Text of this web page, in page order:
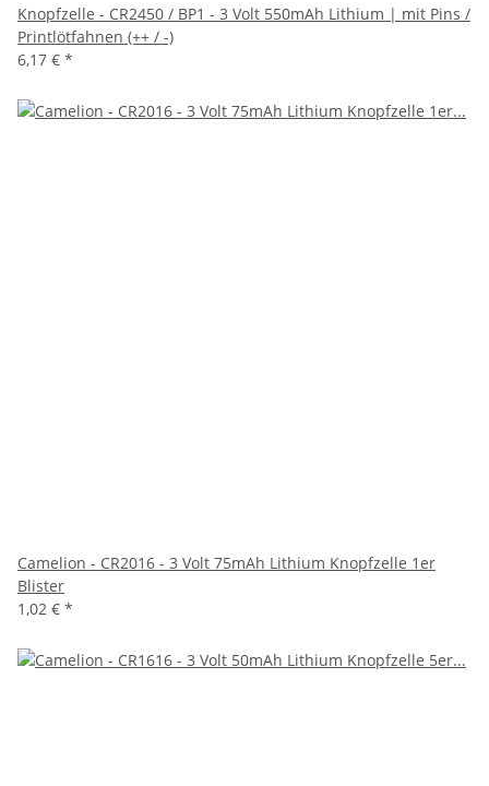
Knopfzelle - CR2450 / BP1 - 3 Volt 550mAh Lithium | mit Pins /
Printlötfahnen (++ / -)
6,17 € *
Camelion - CR2016 - 3 Volt 75mAh Lithium Knopfzelle 1er
Blister
1,02 € *